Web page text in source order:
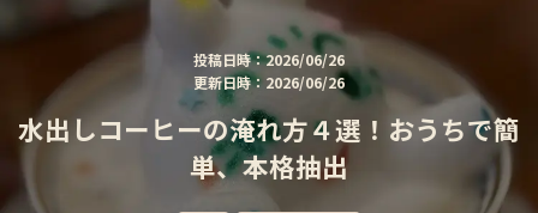
投稿日時：2026/06/26
更新日時：2026/06/26
水出しコーヒーの淹れ方４選！おうちで簡
単、本格抽出